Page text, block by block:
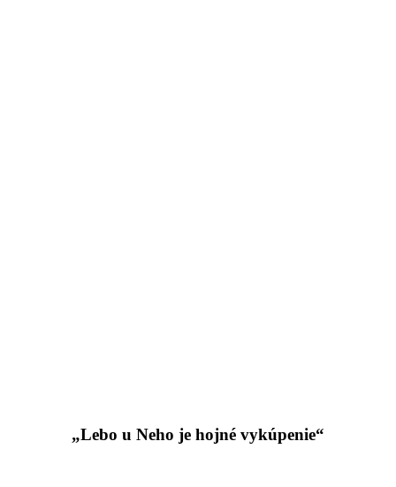
„Lebo u Neho je hojné vykúpenie“